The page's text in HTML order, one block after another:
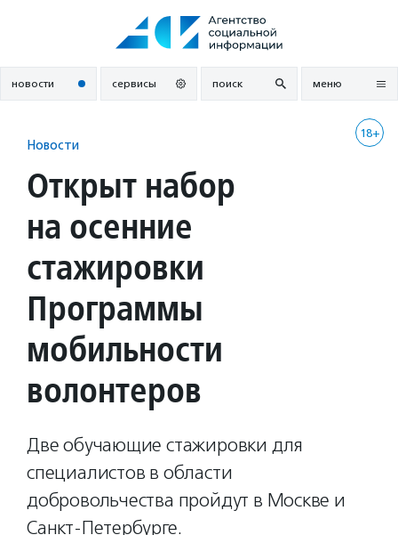
новости сервисы поиск меню
18+
Новости
Открыт набор
на осенние
стажировки
Программы
мобильности
волонтеров
Две обучающие стажировки для
специалистов в области
добровольчества пройдут в Москве и
Санкт-Петербурге.